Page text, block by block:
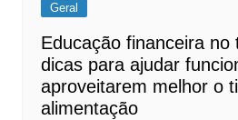
Geral
Educação financeira no
dicas para ajudar
aproveitarem melhor o
alimentação